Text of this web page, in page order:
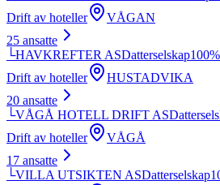
Drift av hoteller
VÅGAN
25 ansatte
└HAVKREFTER ASDatterselskap100%
Drift av hoteller
HUSTADVIKA
20 ansatte
└VÅGÅ HOTELL DRIFT AS
Drift av hoteller
VÅGÅ
17 ansatte
└VILLA UTSIKTEN ASDatterselskap